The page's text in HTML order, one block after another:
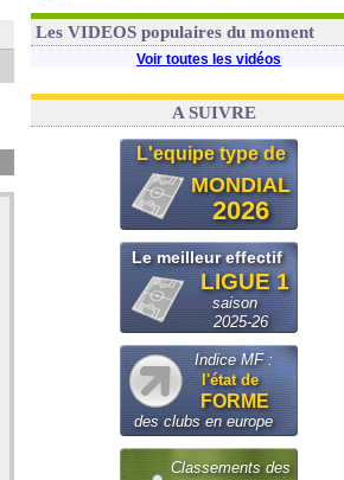
03/08 Real: le démenti de Leipzig pour Diomandé
Les VIDEOS populaires du moment
Voir toutes les vidéos
A SUIVRE
L'equipe type de
MONDIAL
2026
Le meilleur effectif
LIGUE 1
saison
2025-26
Indice MF :
l'état de
FORME
des clubs en europe
Classements des